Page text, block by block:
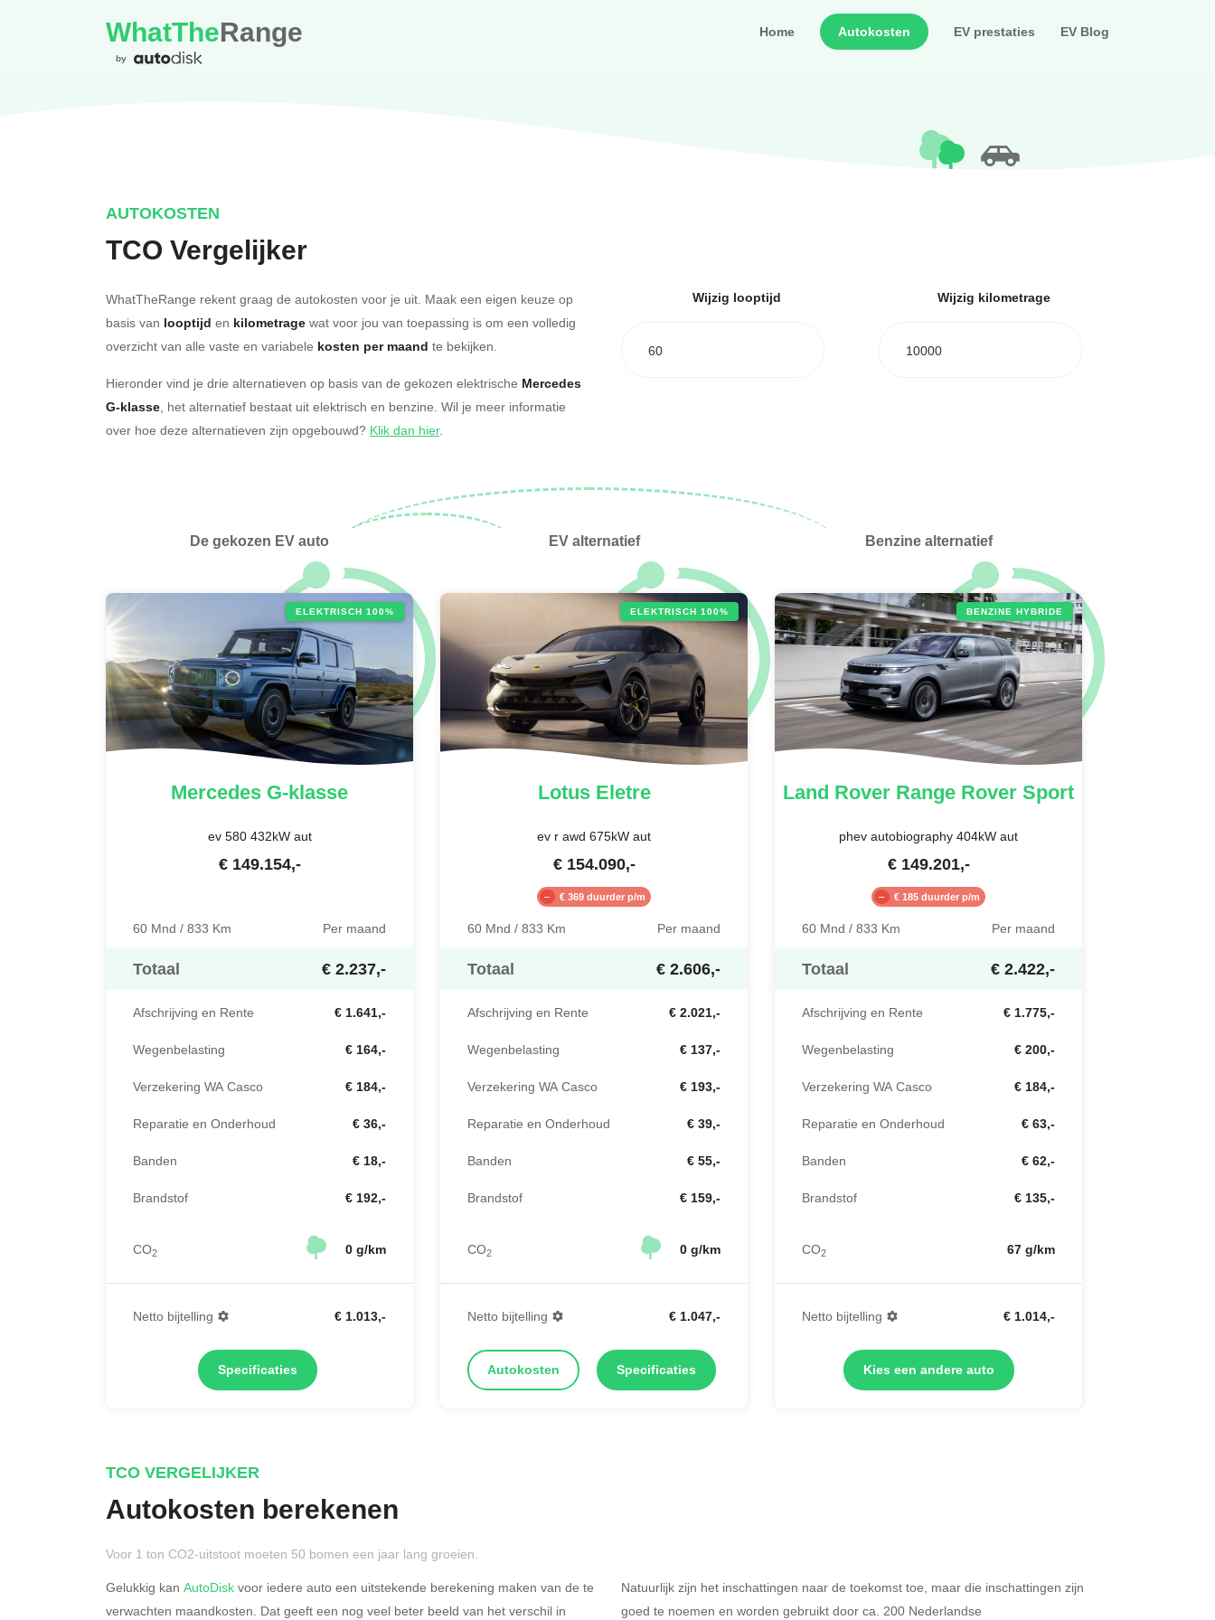
WhatTheRange
by
Home Autokosten EV prestaties EV Blog
AUTOKOSTEN
TCO Vergelijker
WhatTheRange rekent graag de autokosten voor je uit. Maak een eigen keuze op
basis van looptijd en kilometrage wat voor jou van toepassing is om een volledig
overzicht van alle vaste en variabele kosten per maand te bekijken.
Hieronder vind je drie alternatieven op basis van de gekozen elektrische Mercedes
G-klasse, het alternatief bestaat uit elektrisch en benzine. Wil je meer informatie
over hoe deze alternatieven zijn opgebouwd? Klik dan hier.
Wijzig looptijd
60
Wijzig kilometrage
10000
De gekozen EV auto
ELEKTRISCH 100%
Mercedes G-klasse
ev 580 432kW aut
€ 149.154,-
60 Mnd / 833 Km Per maand
Totaal € 2.237,-
Afschrijving en Rente € 1.641,-
Wegenbelasting € 164,-
Verzekering WA Casco € 184,-
Reparatie en Onderhoud € 36,-
Banden € 18,-
Brandstof € 192,-
CO2 0 g/km
Netto bijtelling € 1.013,-
Specificaties
EV alternatief
ELEKTRISCH 100%
LotusEletre
ev r awd 675kW aut
€ 154.090,-
€ 369 duurder p/m
60 Mnd / 833 Km Per maand
Totaal € 2.606,-
Afschrijving en Rente € 2.021,-
Wegenbelasting € 137,-
Verzekering WA Casco € 193,-
Reparatie en Onderhoud € 39,-
Banden € 55,-
Brandstof € 159,-
CO2 0 g/km
Netto bijtelling € 1.047,-
Autokosten Specificaties
Benzine alternatief
BENZINE HYBRIDE
Land Rover Range Rover Sport
phev autobiography 404kW aut
€ 149.201,-
€ 185 duurder p/m
60 Mnd / 833 Km Per maand
Totaal € 2.422,-
Afschrijving en Rente € 1.775,-
Wegenbelasting € 200,-
Verzekering WA Casco € 184,-
Reparatie en Onderhoud € 63,-
Banden € 62,-
Brandstof € 135,-
CO2 67 g/km
Netto bijtelling € 1.014,-
Kies een andere auto
Merken op basis van segment
TCO VERGELIJKER
Autokosten berekenen
Voor 1 ton CO2-uitstoot moeten 50 bomen een jaar lang groeien.
Gelukkig kan AutoDisk voor iedere auto een uitstekende berekening maken van de te
verwachten maandkosten. Dat geeft een nog veel beter beeld van het verschil in
Natuurlijk zijn het inschattingen naar de toekomst toe, maar die inschattingen zijn
goed te noemen en worden gebruikt door ca. 200 Nederlandse